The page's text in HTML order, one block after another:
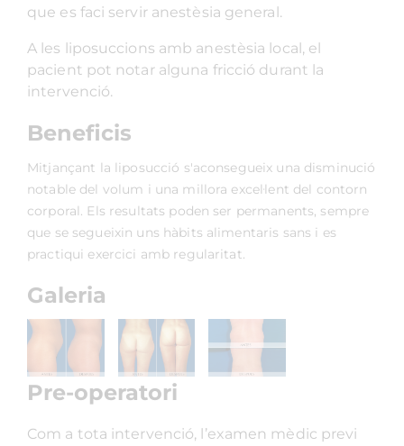
que es faci servir anestèsia general.
A les liposuccions amb anestèsia local, el
pacient pot notar alguna fricció durant la
intervenció.
Beneficis
Mitjançant la liposucció s'aconsegueix una disminució
notable del volum i una millora excel·lent del contorn
corporal. Els resultats poden ser permanents, sempre
que se segueixin uns hàbits alimentaris sans i es
practiqui exercici amb regularitat.
Galeria
Pre-operatori
Com a tota intervenció, l’examen mèdic previ